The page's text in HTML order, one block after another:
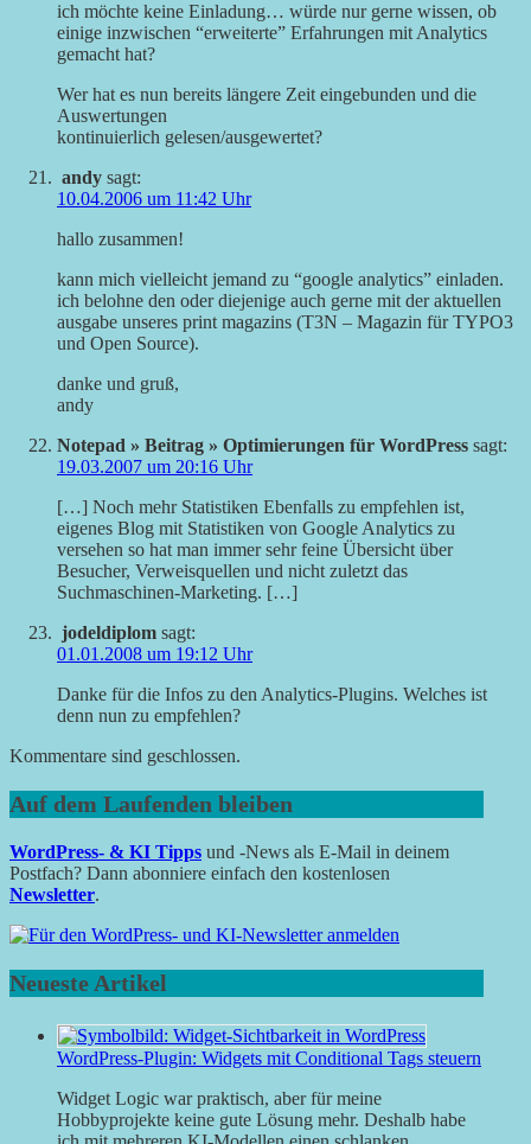
ich möchte keine Einladung… würde nur gerne wissen, ob
einige inzwischen “erweiterte” Erfahrungen mit Analytics
gemacht hat?
Wer hat es nun bereits längere Zeit eingebunden und die
Auswertungen
kontinuierlich gelesen/ausgewertet?
andy sagt:
10.04.2006 um 11:42 Uhr
hallo zusammen!
kann mich vielleicht jemand zu “google analytics” einladen.
ich belohne den oder diejenige auch gerne mit der aktuellen
ausgabe unseres print magazins (T3N – Magazin für TYPO3
und Open Source).
danke und gruß,
andy
Notepad » Beitrag » Optimierungen für WordPress sagt:
19.03.2007 um 20:16 Uhr
[…] Noch mehr Statistiken Ebenfalls zu empfehlen ist,
eigenes Blog mit Statistiken von Google Analytics zu
versehen so hat man immer sehr feine Übersicht über
Besucher, Verweisquellen und nicht zuletzt das
Suchmaschinen-Marketing. […]
jodeldiplom sagt:
01.01.2008 um 19:12 Uhr
Danke für die Infos zu den Analytics-Plugins. Welches ist
denn nun zu empfehlen?
Kommentare sind geschlossen.
Auf dem Laufenden bleiben
WordPress- & KI Tipps und -News als E-Mail in deinem
Postfach? Dann abonniere einfach den kostenlosen
Newsletter.
Neueste Artikel
WordPress-Plugin: Widgets mit Conditional Tags steuern
Widget Logic war praktisch, aber für meine
Hobbyprojekte keine gute Lösung mehr. Deshalb habe